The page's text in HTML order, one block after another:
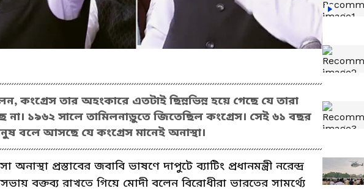
কংগ্রেস তার অহংকারে এতটাই ছিন্নভিন্ন হয়ে গেছে যে তারা
না। ১৯৬২ সালে তামিলনাড়ুতে জিতেছিল কংগ্রেস। সেই ৬১ বছর
বলে আসছে যে কংগ্রেস মানেই অনাস্থা।
প্রস্তাবের জবাবি ভাষণে দাপুটে ব্যাটিং প্রধানমন্ত্রী নরেন্দ্র
বক্তব্য রাখতে গিয়ে মোদী বলেন বিরোধীরা ভারতের সামর্থ্যে